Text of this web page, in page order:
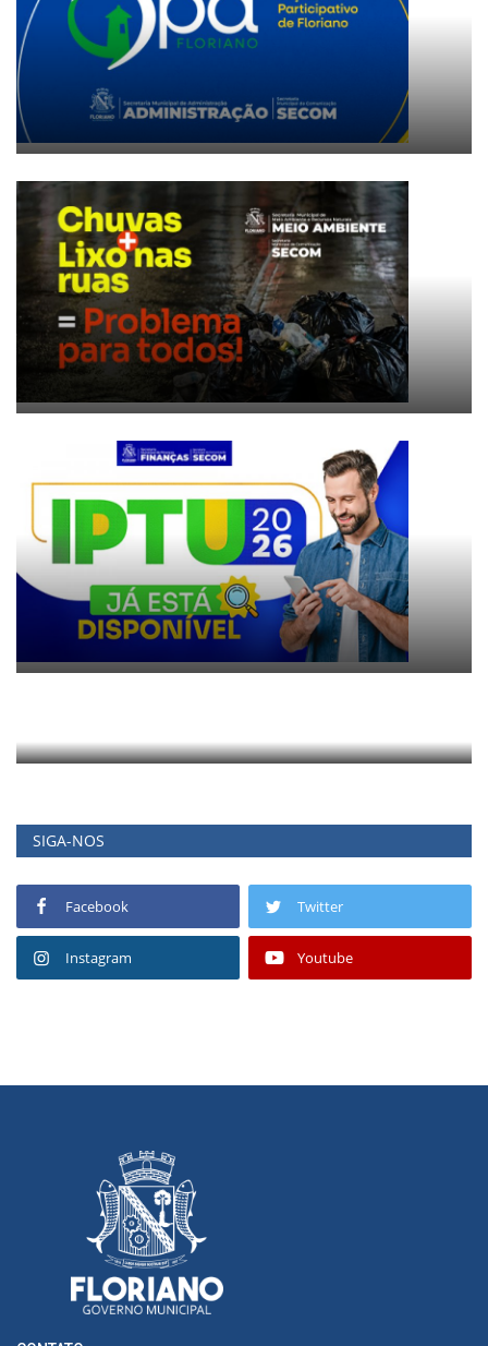
SIGA-NOS
Facebook Twitter
Instagram Youtube